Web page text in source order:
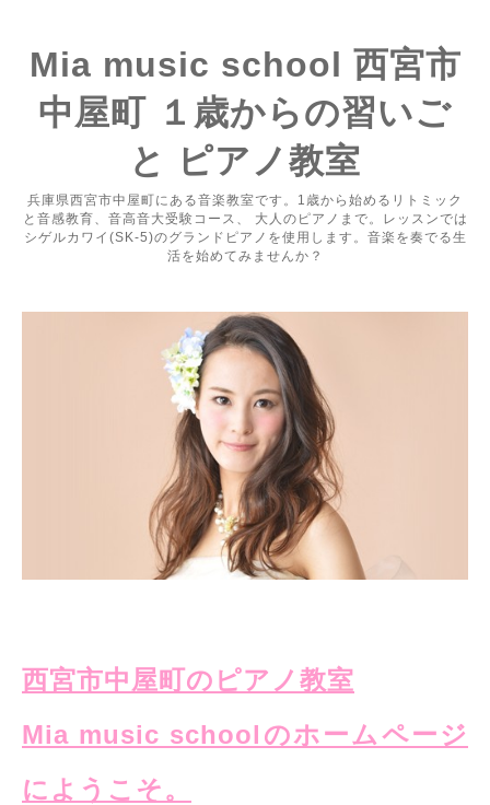
Mia music school 西宮市
中屋町 １歳からの習いご
と ピアノ教室
兵庫県西宮市中屋町にある音楽教室です。1歳から始めるリトミック
と音感教育、音高音大受験コース、 大人のピアノまで。レッスンでは
シゲルカワイ(SK-5)のグランドピアノを使用します。音楽を奏でる生
活を始めてみませんか？
西宮市中屋町のピアノ教室
Mia music schoolのホームページ
にようこそ。